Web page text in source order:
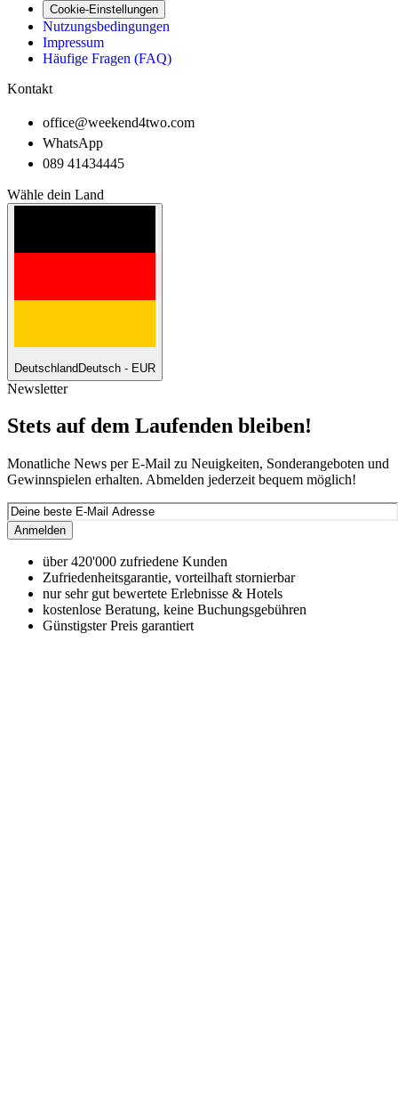
Cookie-Einstellungen
Nutzungsbedingungen
Impressum
Häufige Fragen (FAQ)
Kontakt
office@weekend4two.com
WhatsApp
089 41434445
Wähle dein Land
DeutschlandDeutsch - EUR
Newsletter
Stets auf dem Laufenden bleiben!
Monatliche News per E-Mail zu Neuigkeiten, Sonderangeboten und
Gewinnspielen erhalten. Abmelden jederzeit bequem möglich!
Anmelden
über 420'000 zufriedene Kunden
Zufriedenheitsgarantie, vorteilhaft stornierbar
nur sehr gut bewertete Erlebnisse & Hotels
kostenlose Beratung, keine Buchungsgebühren
Günstigster Preis garantiert